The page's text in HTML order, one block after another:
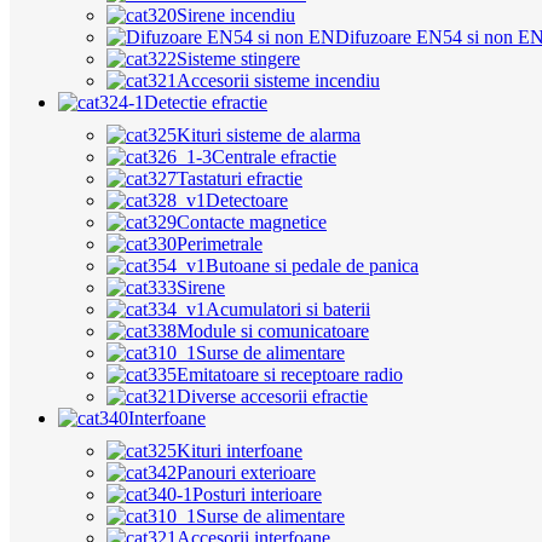
Sirene incendiu
Difuzoare EN54 si non
Sisteme stingere
Accesorii sisteme incendiu
Detectie efractie
Kituri sisteme de alarma
Centrale efractie
Tastaturi efractie
Detectoare
Contacte magnetice
Perimetrale
Butoane si pedale de panica
Sirene
Acumulatori si baterii
Module si comunicatoare
Surse de alimentare
Emitatoare si receptoare radio
Diverse accesorii efractie
Interfoane
Kituri interfoane
Panouri exterioare
Posturi interioare
Surse de alimentare
Accesorii interfoane